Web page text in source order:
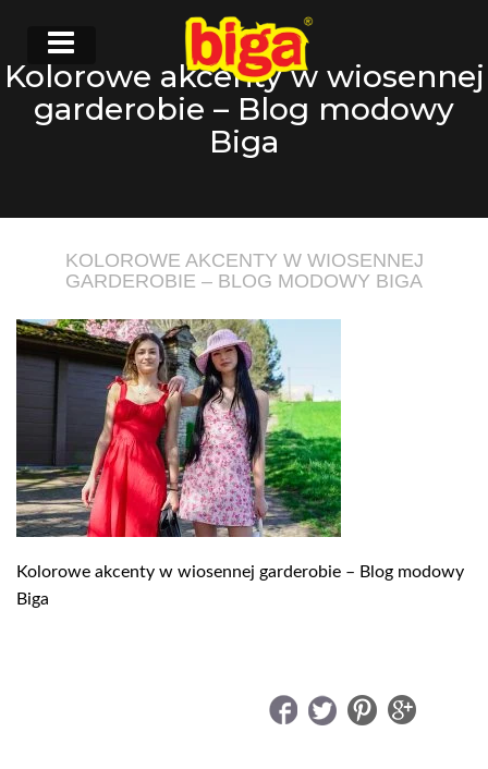
Kolorowe akcenty w wiosennej
garderobie – Blog modowy
Biga
KOLOROWE AKCENTY W WIOSENNEJ
GARDEROBIE – BLOG MODOWY BIGA
Kolorowe akcenty w wiosennej garderobie – Blog modowy
Biga